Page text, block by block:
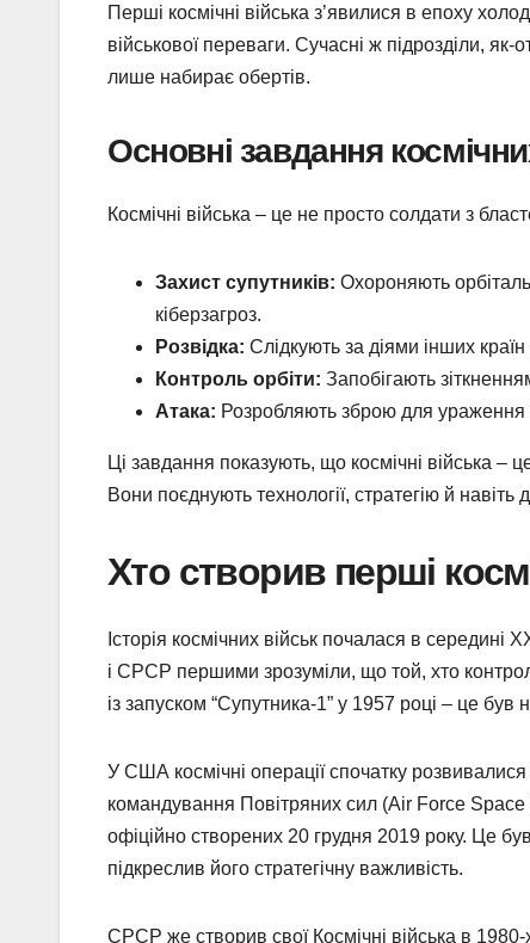
Перші космічні війська з’явилися в епоху
військової переваги. Сучасні ж підрозділи,
лише набирає обертів.
Основні завдання
Космічні війська – це не просто солдати з
Захист супутників: Охороняють
кіберзагроз.
Розвідка: Слідкують за діями інших
Контроль орбіти: Запобігають
Атака: Розробляють зброю для ураження
Ці завдання показують, що космічні війська –
Вони поєднують технології, стратегію й
Хто створив перші
Історія космічних військ почалася в
і СРСР першими зрозуміли, що той, хто
із запуском “Супутника-1” у 1957 році – це
У США космічні операції спочатку
командування Повітряних сил (Air Force
офіційно створених 20 грудня 2019 року. Це
підкреслив його стратегічну важливість.
СРСР же створив свої Космічні війська в